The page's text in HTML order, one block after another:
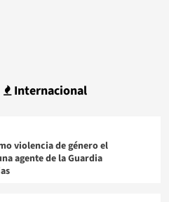
Internacional
violencia de género el
agente de la Guardia